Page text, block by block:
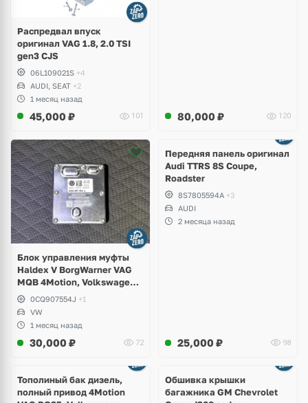
Распредвал впуск
оригинал VAG 1.8, 2.0 TSI
gen3 CJS
06L109021S +4
AUDI, SEAT +2
1 месяц назад
45,000 ₽ 101 80,000 ₽ 120
Блок управления муфты
Haldex V BorgWarner VAG
MQB 4Motion, Volkswagen
Tiguan
0CQ907554J +1
VW
1 месяц назад
30,000 ₽ 72
2 фото
Передняя панель оригинал
Audi TTRS 8S Coupe,
Roadster
8S7805594A +3
AUDI
2 месяца назад
25,000 ₽ 98
Тополиный бак дизель,
полный привод 4Motion
Обшивка крышки
багажника GM Chevrolet